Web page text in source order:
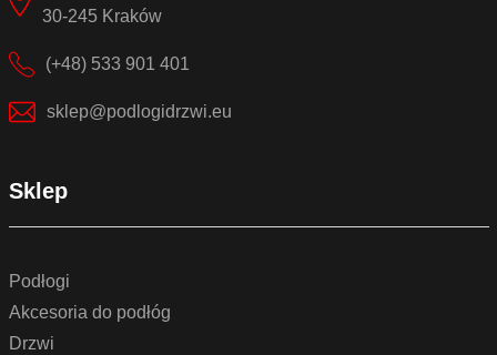
30-245 Kraków
(+48) 533 901 401
sklep@podlogidrzwi.eu
Sklep
Podłogi
Akcesoria do podłóg
Drzwi